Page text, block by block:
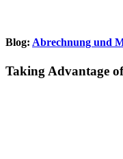
Blog: Abrechnung und
Taking Advantage